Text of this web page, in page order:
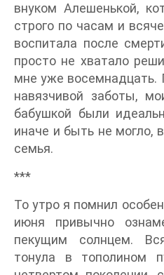
внуком Алешенькой,
строго по часам и
воспитала после
просто не хватало
мне уже восемнадцать.
навязчивой заботы,
бабушкой были
иначе и быть не могло,
семья.
***
То утро я помнил
июня привычно
пекущим солнцем.
тонула в тополином